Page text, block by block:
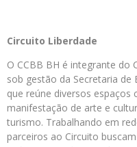
Circuito Liberdade
O CCBB BH é integrante do
sob gestão da Secretaria de
que reúne diversos
manifestação de arte e
turismo. Trabalhando em
parceiros ao Circuito